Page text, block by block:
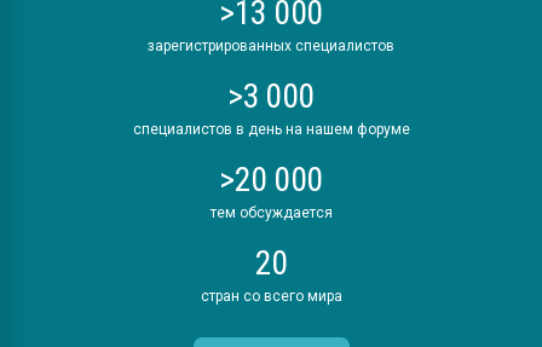
>13 000
зарегистрированных специалистов
>3 000
специалистов в день на нашем форуме
>20 000
тем обсуждается
20
стран со всего мира